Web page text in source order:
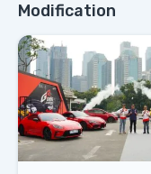
Modification